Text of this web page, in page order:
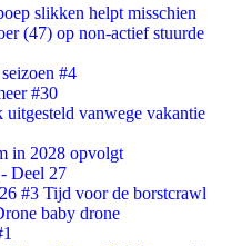
slikken helpt misschien
(47) op non-actief stuurde
#4
#30
vanwege vakantie
in 2028 opvolgt
Deel 27
#3 Tijd voor de borstcrawl
baby drone